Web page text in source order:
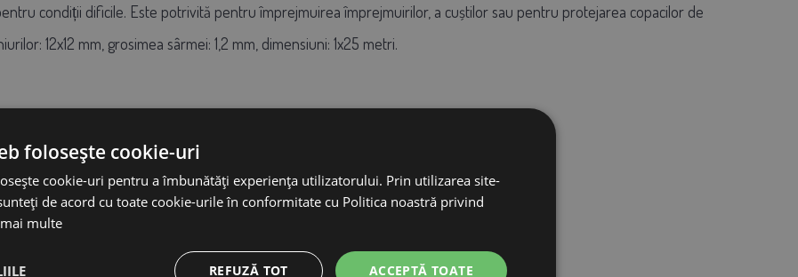
condiții dificile. Este potrivită pentru împrejmuirea împrejmuirilor, a cuștilor sau pentru protejarea copacilor de
12x12 mm, grosimea sârmei: 1,2 mm, dimensiuni: 1x25 metri.
folosește cookie-uri
cookie-uri pentru a îmbunătăți experiența utilizatorului. Prin utilizarea site-
de acord cu toate cookie-urile în conformitate cu Politica noastră privind
multe
ACCEPTĂ TOATE
REFUZĂ TOT